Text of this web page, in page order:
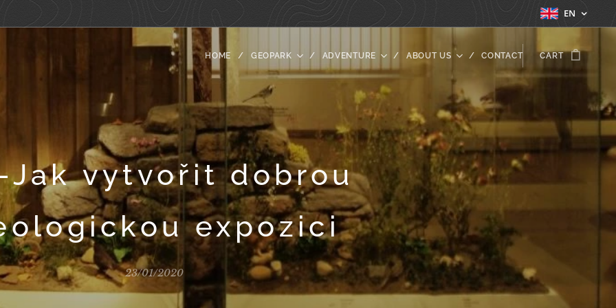
EN
HOME GEOPARK ADVENTURE ABOUT US CONTACT CART
Jak vytvořit dobrou
expozici
23/01/2020